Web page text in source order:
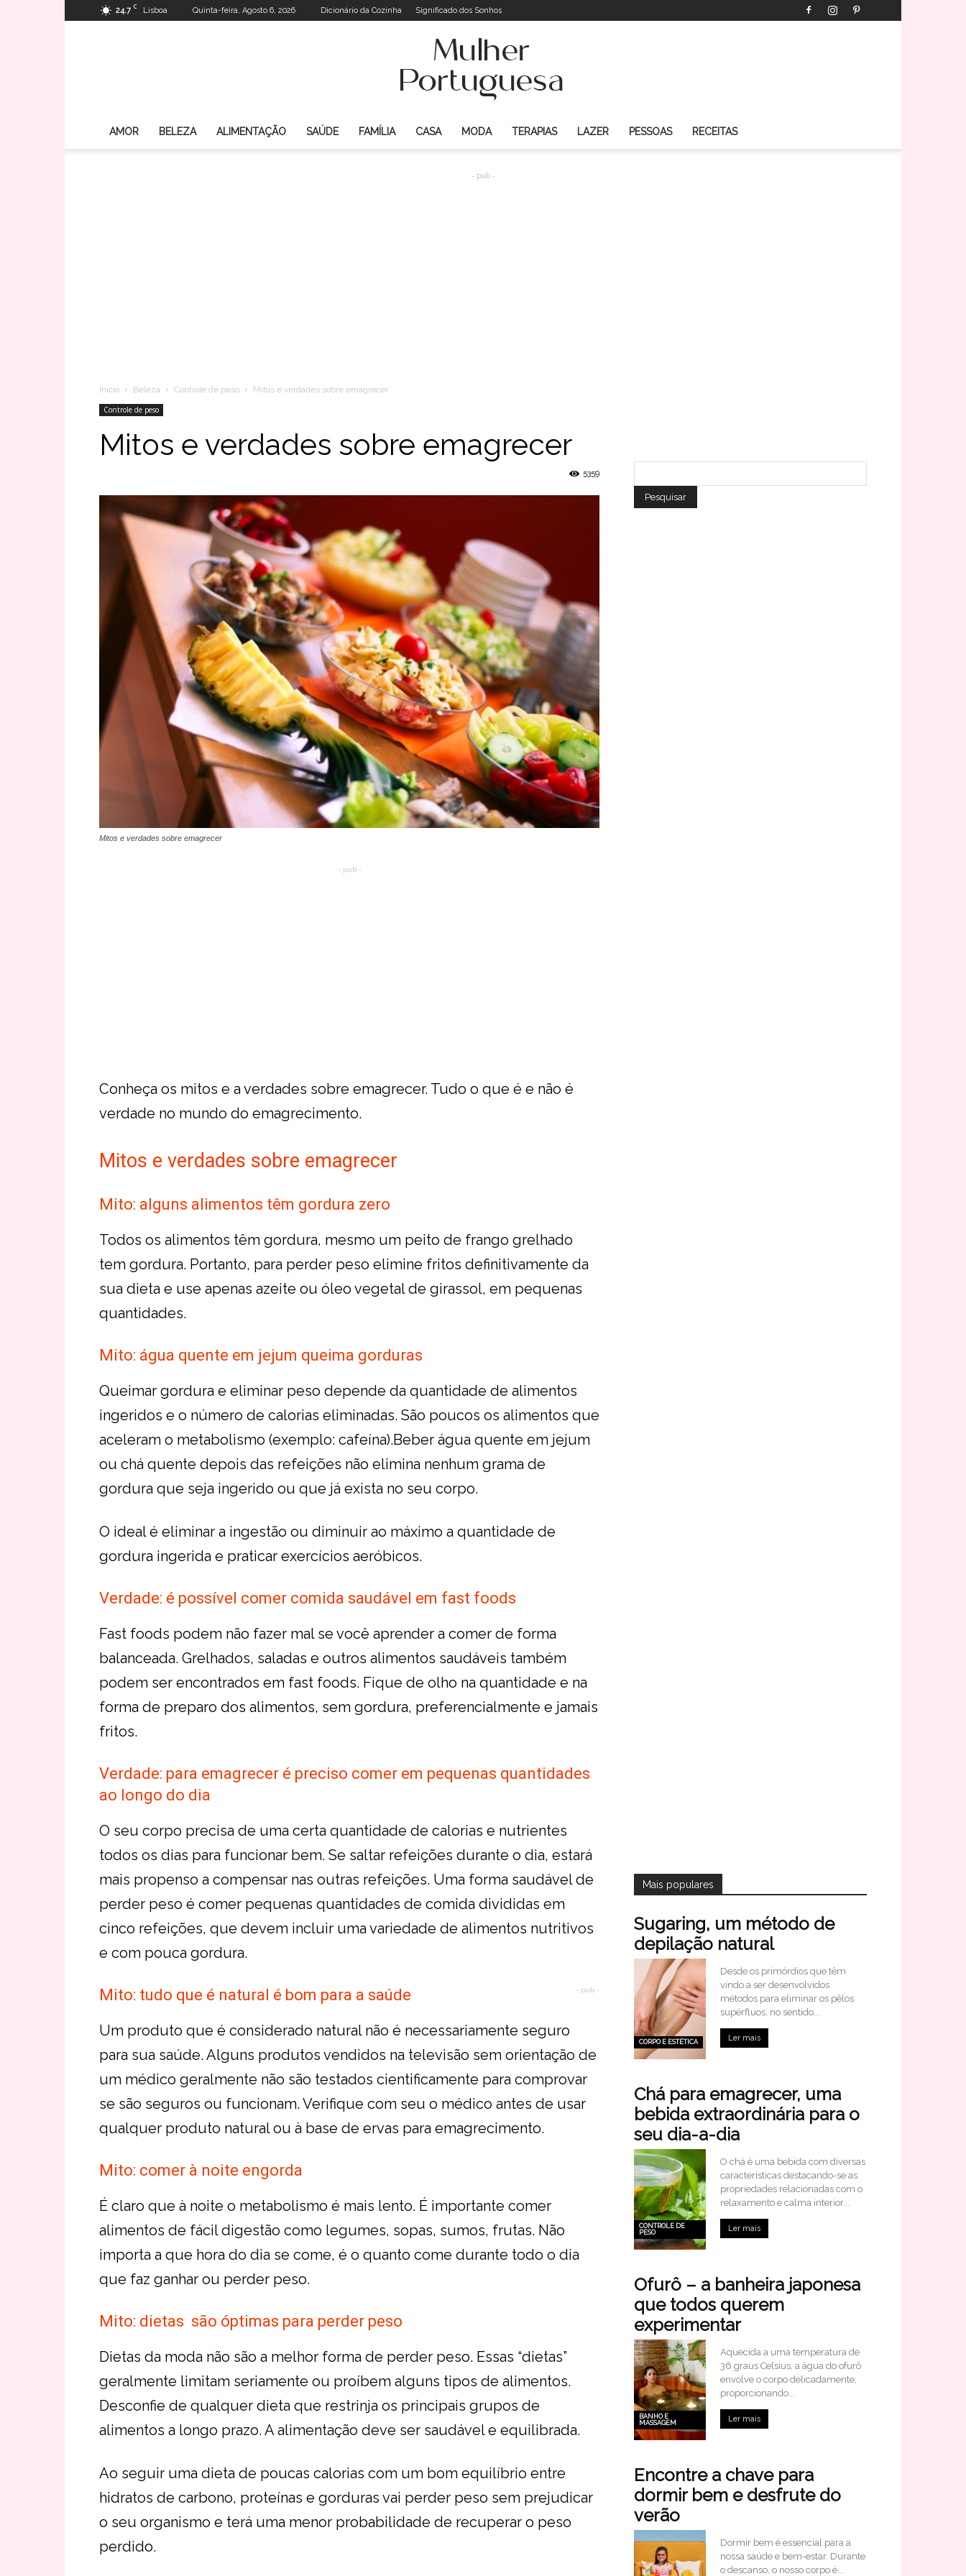
24.7 C Lisboa Quinta-feira, Agosto 6, 2026 Dicionário da Cozinha Significado dos Sonhos
AMOR BELEZA ALIMENTAÇÃO SAÚDE FAMÍLIA CASA MODA TERAPIAS LAZER PESSOAS RECEITAS
- pub -
Inicio Beleza Controle de peso
Mitos e verdades sobre emagrecer
Controle de peso
Mitos e verdades sobre emagrecer
5359
Mitos e verdades sobre emagrecer
- pub -
Conheça os mitos e a verdades sobre emagrecer. Tudo o que é e não é
verdade no mundo do emagrecimento.
Mitos e verdades sobre emagrecer
Mito: alguns alimentos têm gordura zero
Todos os alimentos têm gordura, mesmo um peito de frango grelhado
tem gordura. Portanto, para perder peso elimine fritos definitivamente da
sua dieta e use apenas azeite ou óleo vegetal de girassol, em pequenas
quantidades.
Mito: água quente em jejum queima gorduras
Queimar gordura e eliminar peso depende da quantidade de alimentos
ingeridos e o número de calorias eliminadas. São poucos os alimentos que
aceleram o metabolismo (exemplo: cafeína).Beber água quente em jejum
ou chá quente depois das refeições não elimina nenhum grama de
gordura que seja ingerido ou que já exista no seu corpo.
O ideal é eliminar a ingestão ou diminuir ao máximo a quantidade de
gordura ingerida e praticar exercícios aeróbicos.
Verdade: é possível comer comida saudável em fast foods
Fast foods podem não fazer mal se você aprender a comer de forma
balanceada. Grelhados, saladas e outros alimentos saudáveis também
podem ser encontrados em fast foods. Fique de olho na quantidade e na
forma de preparo dos alimentos, sem gordura, preferencialmente e jamais
fritos.
Verdade: para emagrecer é preciso comer em pequenas quantidades
ao longo do dia
O seu corpo precisa de uma certa quantidade de calorias e nutrientes
todos os dias para funcionar bem. Se saltar refeições durante o dia, estará
mais propenso a compensar nas outras refeições. Uma forma saudável de
perder peso é comer pequenas quantidades de comida divididas em
cinco refeições, que devem incluir uma variedade de alimentos nutritivos
e com pouca gordura.
- pub -
Mito: tudo que é natural é bom para a saúde
Um produto que é considerado natural não é necessariamente seguro
para sua saúde. Alguns produtos vendidos na televisão sem orientação de
um médico geralmente não são testados cientificamente para comprovar
se são seguros ou funcionam. Verifique com seu o médico antes de usar
qualquer produto natural ou à base de ervas para emagrecimento.
Mito: comer à noite engorda
É claro que à noite o metabolismo é mais lento. É importante comer
alimentos de fácil digestão como legumes, sopas, sumos, frutas. Não
importa a que hora do dia se come, é o quanto come durante todo o dia
que faz ganhar ou perder peso.
Mito: dietas são óptimas para perder peso
Dietas da moda não são a melhor forma de perder peso. Essas “dietas”
geralmente limitam seriamente ou proíbem alguns tipos de alimentos.
Desconfie de qualquer dieta que restrinja os principais grupos de
alimentos a longo prazo. A alimentação deve ser saudável e equilibrada.
Ao seguir uma dieta de poucas calorias com um bom equilíbrio entre
hidratos de carbono, proteínas e gorduras vai perder peso sem prejudicar
o seu organismo e terá uma menor probabilidade de recuperar o peso
perdido.
Mais populares
Sugaring, um método de
depilação natural
CORPO E ESTÉTICA
Desde os primórdios que têm
vindo a ser desenvolvidos
métodos para eliminar os pêlos
supérfluos, no sentido...
Ler mais
Chá para emagrecer, uma
bebida extraordinária para o
seu dia-a-dia
CONTROLE DE
PESO
O chá é uma bebida com diversas
caracteristicas destacando-se as
propriedades relacionadas com o
relaxamento e calma interior...
Ler mais
Ofurô – a banheira japonesa
que todos querem
experimentar
BANHO E
MASSAGEM
Aquecida a uma temperatura de
36 graus Celsius, a água do ofurô
envolve o corpo delicadamente,
proporcionando...
Ler mais
Encontre a chave para
dormir bem e desfrute do
verão
Dormir bem é essencial para a
nossa saúde e bem-estar. Durante
o descanso, o nosso corpo é...